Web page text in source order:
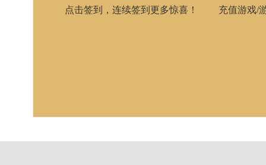
点击签到，连续签到更多惊喜！ 充值游戏/